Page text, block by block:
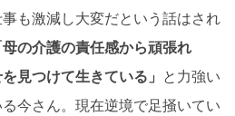
も激減し大変だという話はされ
母の介護の責任感から頑張れ
見つけて生きている」 と力強い
今さん。現在逆境で足掻いてい